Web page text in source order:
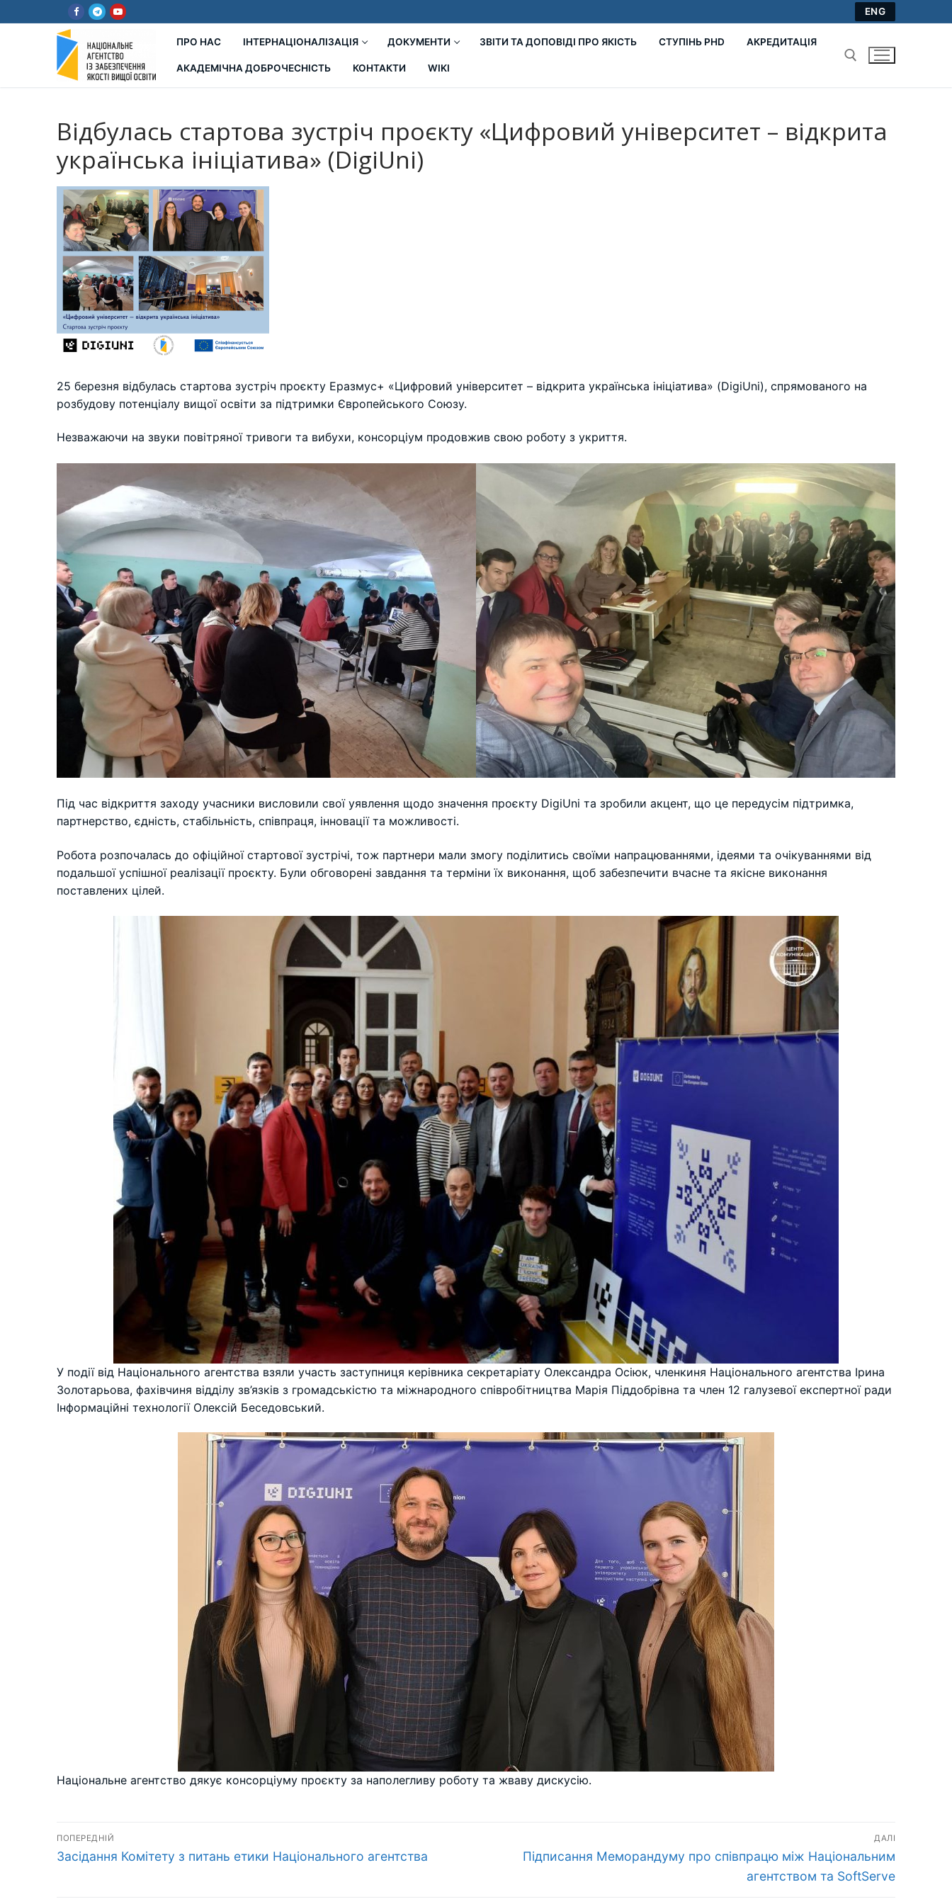
до
ENG
ПРО НАС ІНТЕРНАЦІОНАЛІЗАЦІЯ ДОКУМЕНТИ ЗВІТИ ТА ДОПОВІДІ ПРО ЯКІСТЬ СТУПІНЬ PHD АКРЕДИТАЦІЯ
АКАДЕМІЧНА ДОБРОЧЕСНІСТЬ КОНТАКТИ WIKI
Відбулась стартова зустріч проєкту «Цифровий університет – відкрита
українська ініціатива» (DigiUni)
25 березня відбулась стартова зустріч проєкту Еразмус+ «Цифровий університет – відкрита українська ініціатива» (DigiUni), спрямованого на
розбудову потенціалу вищої освіти за підтримки Європейського Союзу.
Незважаючи на звуки повітряної тривоги та вибухи, консорціум продовжив свою роботу з укриття.
Під час відкриття заходу учасники висловили свої уявлення щодо значення проєкту DigiUni та зробили акцент, що це передусім підтримка,
партнерство, єдність, стабільність, співпраця, інновації та можливості.
Робота розпочалась до офіційної стартової зустрічі, тож партнери мали змогу поділитись своїми напрацюваннями, ідеями та очікуваннями від
подальшої успішної реалізації проєкту. Були обговорені завдання та терміни їх виконання, щоб забезпечити вчасне та якісне виконання
поставлених цілей.
У події від Національного агентства взяли участь заступниця керівника секретаріату Олександра Осіюк, членкиня Національного агентства Ірина
Золотарьова, фахівчиня відділу зв’язків з громадськістю та міжнародного співробітництва Марія Піддобрівна та член 12 галузевої експертної ради
Інформаційні технології Олексій Беседовський.
Національне агентство дякує консорціуму проєкту за наполегливу роботу та жваву дискусію.
Навігація
записів
ПОПЕРЕДНІЙ
Попередній
Засідання Комітету з питань етики Національного агентства
ДАЛІ
Наступний
Підписання Меморандуму про співпрацю між Національним
агентством та SoftServe